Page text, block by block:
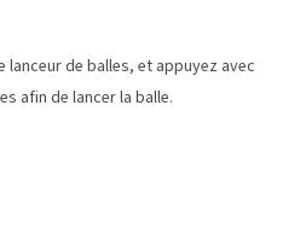
lanceur de balles, et appuyez avec
afin de lancer la balle.